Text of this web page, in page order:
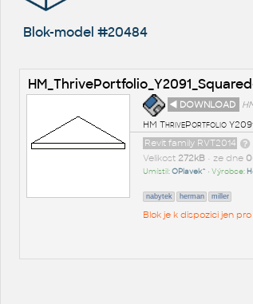
Blok-model #20484
◄ DOWNLOAD
HM ThrivePortfolio
Revit family RVT2014
Velikost 272kB• ze dne
Umístil:OPlavek^ • Výrobce:
nabytek herman miller
Blok je k dispozici jen